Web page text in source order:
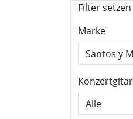
Filter setzen
Marke